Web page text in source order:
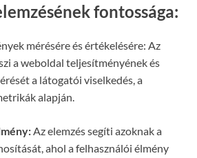
fontossága:
mérésére és értékelésére: Az
a weboldal teljesítményének és
a látogatói viselkedés, a
alapján.
Az elemzés segíti azoknak a
ahol a felhasználói élmény